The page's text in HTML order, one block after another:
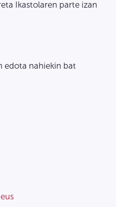
Ikastolaren parte izan
edota nahiekin bat